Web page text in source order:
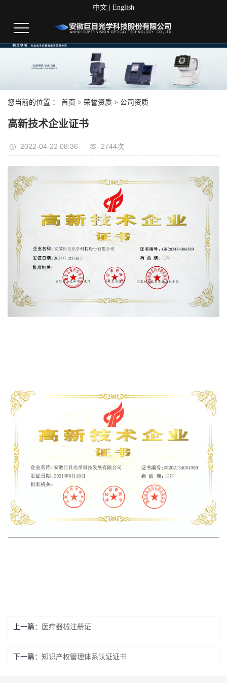
中文 English
您当前的位置 ： 首页 > 荣誉资质 > 公司资质
高新技术企业证书
2022-04-22 08:36 2744次
上一篇： 医疗器械注册证
下一篇： 知识产权管理体系认证证书